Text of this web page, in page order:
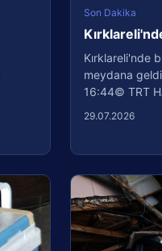
Son Dakika
Kırklareli'nde
meydana
16:44© TRT
29.07.2026